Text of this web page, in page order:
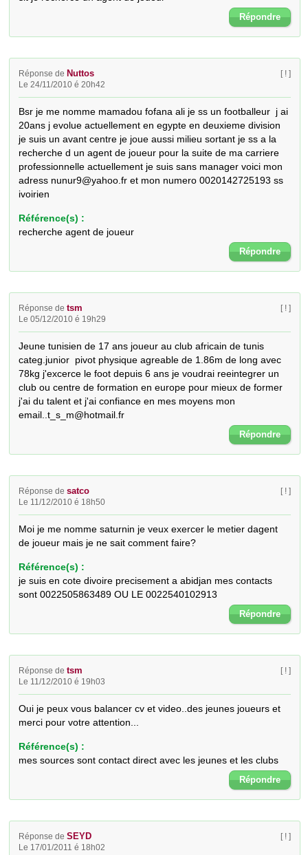
Répondre
Réponse de Nuttos
Le 24/11/2010 é 20h42
[ ! ]
Bsr je me nomme mamadou fofana ali je ss un footballeur  j ai
20ans j evolue actuellement en egypte en deuxieme division
je suis un avant centre je joue aussi milieu sortant je ss a la
recherche d un agent de joueur pour la suite de ma carriere
professionnelle actuellement je suis sans manager voici mon
adress nunur9@yahoo.fr et mon numero 0020142725193 ss
ivoirien
Référence(s) :
recherche agent de joueur
Répondre
Réponse detsm
Le 05/12/2010 é 19h29
[ ! ]
Jeune tunisien de 17 ans joueur au club africain de tunis
categ.junior  pivot physique agreable de 1.86m de long avec
78kg j'excerce le foot depuis 6 ans je voudrai reeintegrer un
club ou centre de formation en europe pour mieux de former
j'ai du talent et j'ai confiance en mes moyens mon
email..t_s_m@hotmail.fr
Répondre
Réponse desatco
Le 11/12/2010 é 18h50
[ ! ]
Moi je me nomme saturnin je veux exercer le metier dagent
de joueur mais je ne sait comment faire?
Référence(s) :
je suis en cote divoire precisement a abidjan mes contacts
sont 0022505863489 OU LE 0022540102913
Répondre
Réponse detsm
Le 11/12/2010 é 19h03
[ ! ]
Oui je peux vous balancer cv et video..des jeunes joueurs et
merci pour votre attention...
Référence(s) :
mes sources sont contact direct avec les jeunes et les clubs
Répondre
Réponse deSEYD
Le 17/01/2011 é 18h02
[ ! ]